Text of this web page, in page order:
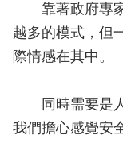
靠著政府專家
越多的模式，但
際情感在其中。
同時需要是人
我們擔心感覺安